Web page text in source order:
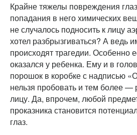
Крайне тяжелы повреждения
попадания в него химических
не случалось подносить к лицу
хотел разбрызгиваться? А ведь
происходят трагедии. Особенно
оказался у ребенка. Ему и в
порошок в коробке с надписью
нельзя пробовать и тем более —
лицу. Да, впрочем, любой
проказника становится
глаз.